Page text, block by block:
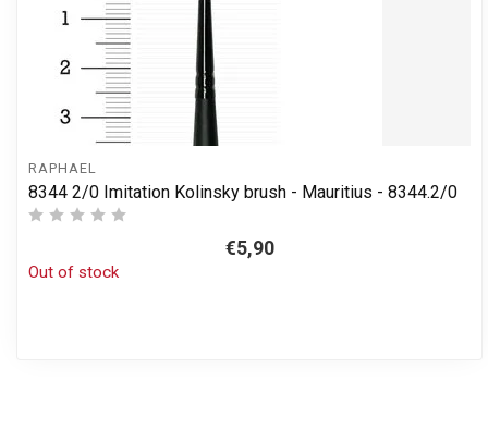
RAPHAEL
8344 2/0 Imitation Kolinsky brush - Mauritius - 8344.2/0
€5,90
Out of stock